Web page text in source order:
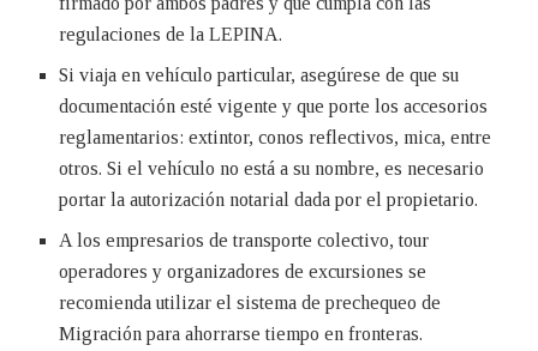
regulaciones de la LEPINA.
Si viaja en vehículo particular, asegúrese de que su
documentación esté vigente y que porte los accesorios
reglamentarios: extintor, conos reflectivos, mica, entre
otros. Si el vehículo no está a su nombre, es necesario
portar la autorización notarial dada por el propietario.
A los empresarios de transporte colectivo, tour
operadores y organizadores de excursiones se
recomienda utilizar el sistema de prechequeo de
Migración para ahorrarse tiempo en fronteras.